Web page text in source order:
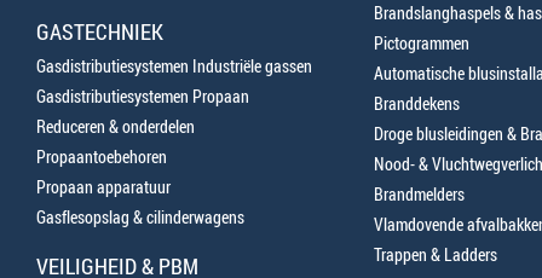
GASTECHNIEK
Gasdistributiesystemen Industriële gassen
Gasdistributiesystemen Propaan
Reduceren & onderdelen
Propaantoebehoren
Propaan apparatuur
Gasflesopslag & cilinderwagens
VEILIGHEID & PBM
Brandslanghaspels &
Pictogrammen
Automatische
Branddekens
Droge blusleidingen &
Nood- &
Brandmelders
Vlamdovende
Trappen & Ladders